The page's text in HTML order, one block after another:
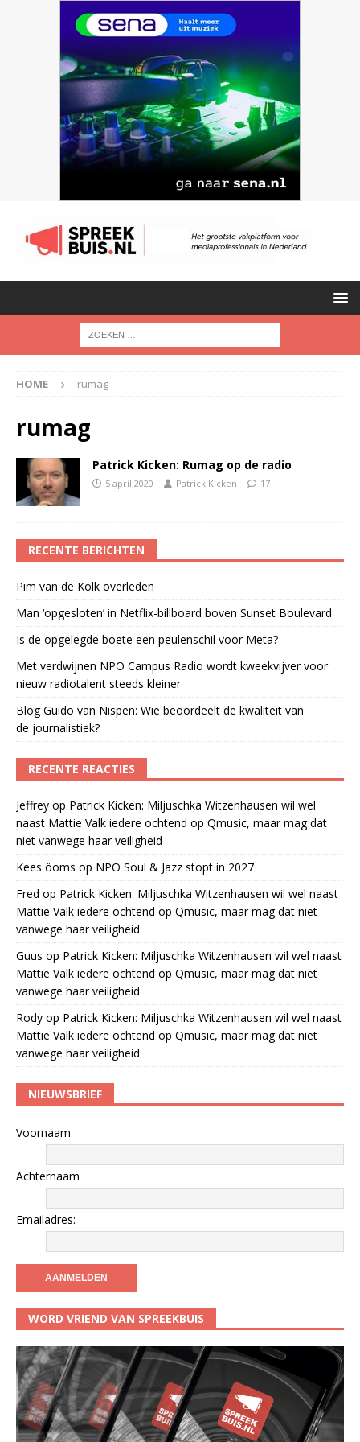
HOME rumag
rumag
Patrick Kicken: Rumag op de radio
5 april 2020 Patrick Kicken 17
RECENTE BERICHTEN
Pim van de Kolk overleden
Man ‘opgesloten’ in Netflix-billboard boven Sunset Boulevard
Is de opgelegde boete een peulenschil voor Meta?
Met verdwijnen NPO Campus Radio wordt kweekvijver voor
nieuw radiotalent steeds kleiner
Blog Guido van Nispen: Wie beoordeelt de kwaliteit van
de journalistiek?
RECENTE REACTIES
Jeffrey op Patrick Kicken: Miljuschka Witzenhausen wil wel
naast Mattie Valk iedere ochtend op Qmusic, maar mag dat
niet vanwege haar veiligheid
Kees öoms op NPO Soul & Jazz stopt in 2027
Fred op Patrick Kicken: Miljuschka Witzenhausen wil wel naast
Mattie Valk iedere ochtend op Qmusic, maar mag dat niet
vanwege haar veiligheid
Guus op Patrick Kicken: Miljuschka Witzenhausen wil wel naast
Mattie Valk iedere ochtend op Qmusic, maar mag dat niet
vanwege haar veiligheid
Rody op Patrick Kicken: Miljuschka Witzenhausen wil wel naast
Mattie Valk iedere ochtend op Qmusic, maar mag dat niet
vanwege haar veiligheid
NIEUWSBRIEF
Voornaam
Achternaam
Emailadres:
WORD VRIEND VAN SPREEKBUIS